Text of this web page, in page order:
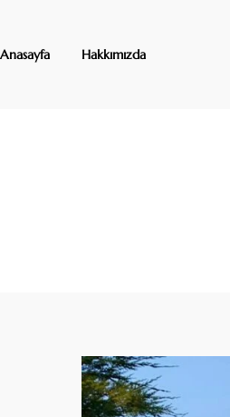
Anasayfa Hakkımızda